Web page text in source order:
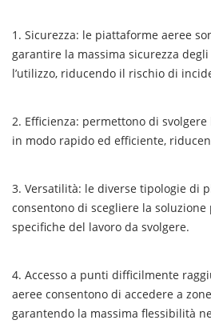
1. Sicurezza: le piattaforme aeree
garantire la massima sicurezza
l’utilizzo, riducendo il rischio di
2. Efficienza: permettono di
in modo rapido ed efficiente,
3. Versatilità: le diverse tipologie di
consentono di scegliere la
specifiche del lavoro da svolgere.
4. Accesso a punti difficilmente
aeree consentono di accedere a
garantendo la massima flessibilità